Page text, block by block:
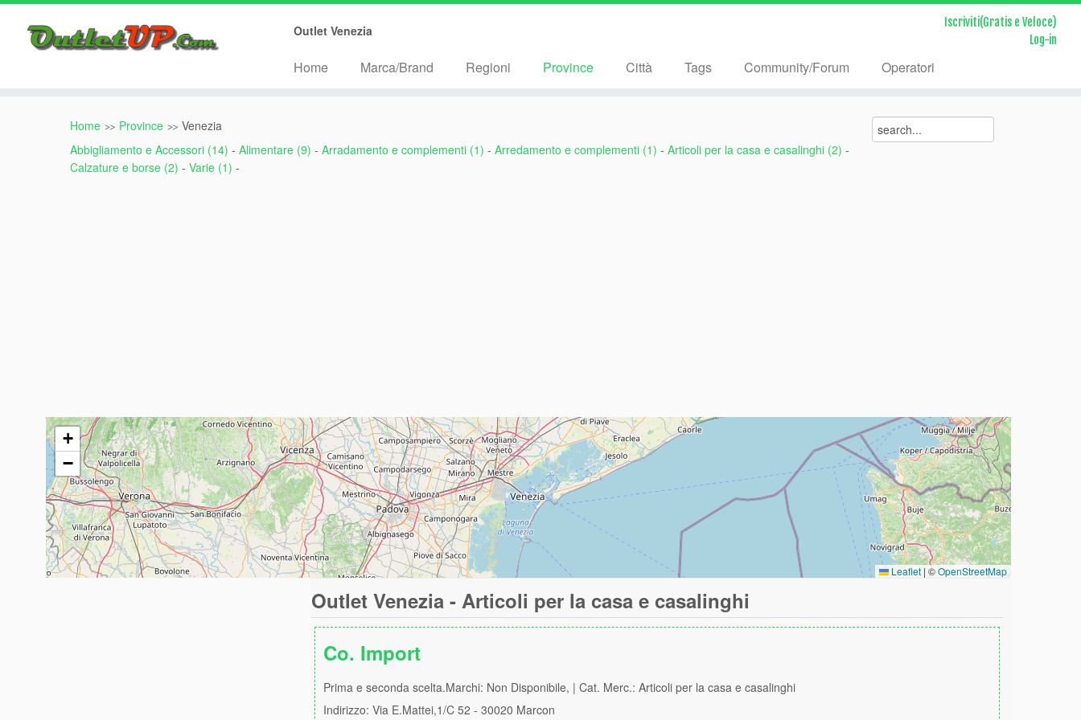
Array ( [0] => citta [1] => regione [2] => provincia [3] => nome ) 00001111
Outlet Venezia
Iscriviti(Gratis e Veloce)
Log-in
Home Marca/Brand Regioni Province Città Tags Community/Forum Operatori
Home Province
Venezia
Abbigliamento e Accessori (14) - Alimentare (9) - Arradamento e complementi (1) - Arredamento e complementi (1) - Articoli per la casa e casalinghi (2) -
Calzature e borse (2) - Varie (1) -
+
−
Leaflet | ©OpenStreetMap
Outlet Venezia - Articoli per la casa e casalinghi
Co. Import
Prima e seconda scelta.Marchi: Non Disponibile, | Cat. Merc.: Articoli per la casa e casalinghi
Indirizzo: Via E.Mattei,1/C 52 - 30020 Marcon